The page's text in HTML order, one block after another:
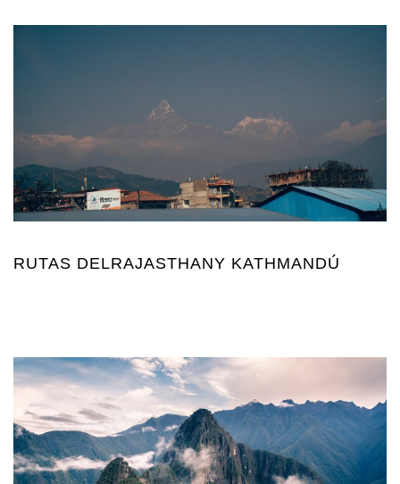
RUTAS DELRAJASTHANY KATHMANDÚ